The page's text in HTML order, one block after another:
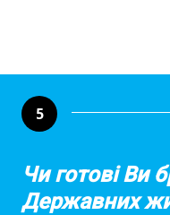
5
Чи готові Ви
Державних